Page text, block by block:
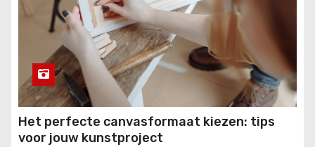
Het perfecte canvasformaat kiezen: tips
voor jouw kunstproject